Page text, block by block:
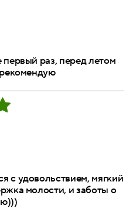
раз, перед летом
с удовольствием, мягкий
молости, и заботы о